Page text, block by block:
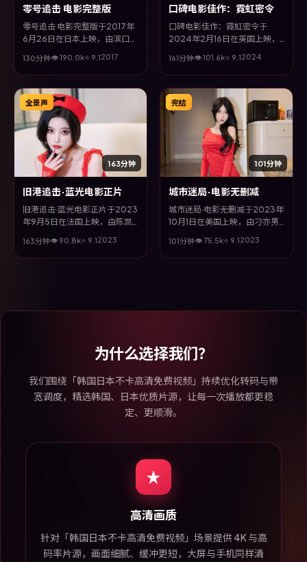
零号追击 电影完整版
零号追击 电影完整版于2017年
6月26日在日本上映，由滨口龙
卓等主演。全片以悬疑类型为主
线，在时代洪流与个体抉择之
间，故事层层推进，节奏紧凑而
不失细腻。
130分钟👁190.0k⭐ 9.12017
口碑电影佳作：霓虹密令
口碑电影佳作：霓虹密令于
2024年2月16日在英国上映，
易烊千玺等主演。全片以犯罪类
型为主线，改编自真实事件与社
会议题，兼具娱乐性与思考空
间。
161分钟👁101.6k⭐ 9.12024
163分钟
全景声
旧港追击·蓝光电影正片
旧港追击·蓝光电影正片于2023
年9月5日在法国上映，由陈凯
子丹等主演。全片以惊悚类型为
主线，在时代洪流与个体抉择之
163分钟👁 90.8k⭐ 9.12023
101分钟
完结
城市迷局·电影无删减
城市迷局·电影无删减于2023年
10月1日在美国上映，由刁亦男
京、张家辉等主演。全片以犯罪
类型为主线，多条叙事线交织收
101分钟👁 75.5k⭐ 9.12023
为什么选择我们？
我们围绕「韩国日本不卡高清免费视频」持续优化转码与带
宽调度，精选韩国、日本优质片源，让每一次播放都更稳
定、更顺滑。
高清画质
针对「韩国日本不卡高清免费视频」场景提供 4K 与高
码率片源，画面细腻、缓冲更短，大屏与手机同样清